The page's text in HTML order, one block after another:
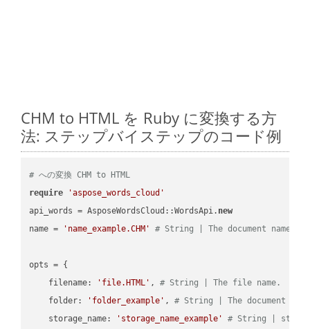
CHM to HTML を Ruby に変換する方
法: ステップバイステップのコード例
# への変換 CHM to HTML
require
'aspose_words_cloud'
api_words = AsposeWordsCloud::WordsApi. new
name =
'name_example.CHM' # String | The document name.
opts = {
    filename:
'file.HTML' , # String | The file name.
    folder:
'folder_example' , # String | The document
    storage_name:
'storage_name_example'
# String |